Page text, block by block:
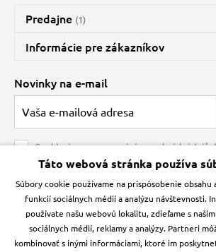
Predajne (1)
Predajňa a sklad Kbely
Bohužiaľ, momentálne máme
Informácie pre zákazníkov
O spoločnosti
Veľkoobchod
Obchodné podmienky
Kontakt
Podmienky ochrany osobných údajov
Zásady používanie cookies a Google
Novinky na e-mail
Souhlasím se zpracováním osobních údajů
ochrany osobních údajů
Krmiva Pučálka na sociálnych sieťach
Instagran Facebook
Táto webová stránka používa
Súbory cookie používame na prispôsobenie obsahu
funkcií sociálnych médií a analýzu návštevnosti.
používate našu webovú lokalitu, zdieľame s
sociálnych médií, reklamy a analýzy. Partneri
kombinovať s inými informáciami, ktoré im